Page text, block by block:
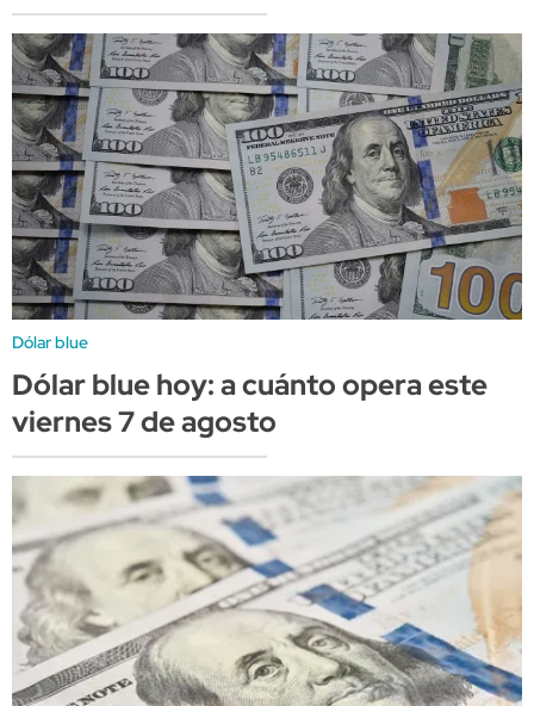
Dólar blue
Dólar blue hoy: a cuánto opera este
viernes 7 de agosto